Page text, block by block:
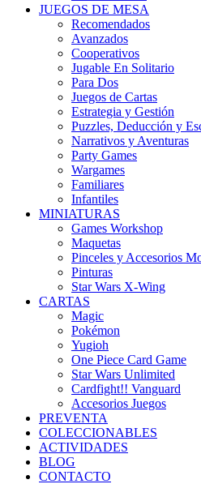
JUEGOS DE MESA
Recomendados
Avanzados
Cooperativos
Jugable En Solitario
Para Dos
Juegos de Cartas
Estrategia y Gestión
Puzzles, Deducción y
Narrativos y Aventuras
Party Games
Wargames
Familiares
Infantiles
MINIATURAS
Games Workshop
Maquetas
Pinceles y Accesorios
Pinturas
Star Wars X-Wing
CARTAS
Magic
Pokémon
Yugioh
One Piece Card Game
Star Wars Unlimited
Cardfight!! Vanguard
Accesorios Juegos
PREVENTA
COLECCIONABLES
ACTIVIDADES
BLOG
CONTACTO